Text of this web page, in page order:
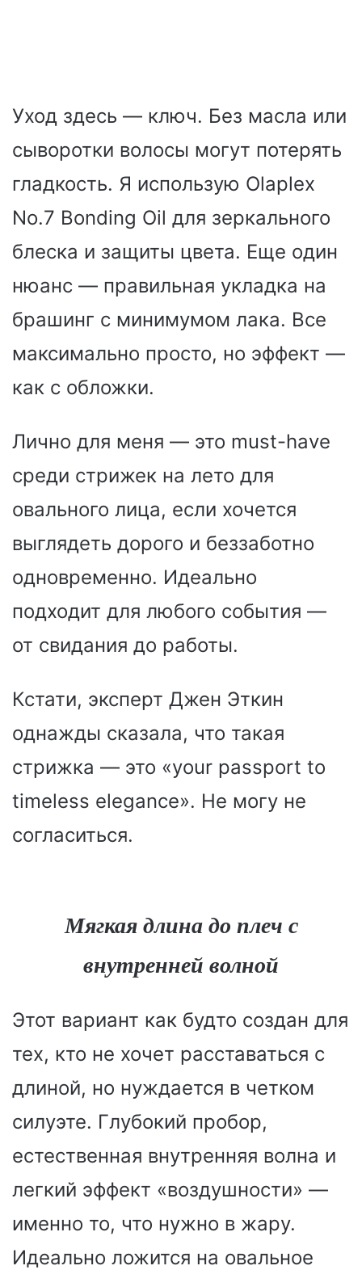
Уход здесь — ключ. Без масла или
сыворотки волосы могут потерять
гладкость. Я использую Olaplex
No.7 Bonding Oil для зеркального
блеска и защиты цвета. Еще один
нюанс — правильная укладка на
брашинг с минимумом лака. Все
максимально просто, но эффект —
как с обложки.
Лично для меня — это must-have
среди стрижек на лето для
овального лица, если хочется
выглядеть дорого и беззаботно
одновременно. Идеально
подходит для любого события —
от свидания до работы.
Кстати, эксперт Джен Эткин
однажды сказала, что такая
стрижка — это «your passport to
timeless elegance». Не могу не
согласиться.
Мягкая длина до плеч с
внутренней волной
Этот вариант как будто создан для
тех, кто не хочет расставаться с
длиной, но нуждается в четком
силуэте. Глубокий пробор,
естественная внутренняя волна и
легкий эффект «воздушности» —
именно то, что нужно в жару.
Идеально ложится на овальное